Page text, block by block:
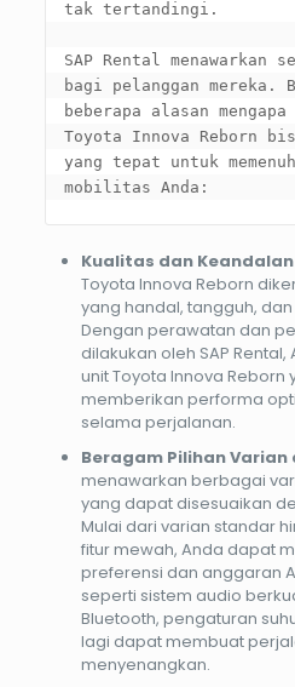
tak tertandingi.
SAP Rental menawarkan
bagi pelanggan mereka.
beberapa alasan
Toyota Innova Reborn
yang tepat untuk
mobilitas Anda:
Kualitas dan
Toyota Innova Reborn
yang handal, tangguh,
Dengan perawatan dan
dilakukan oleh SAP
unit Toyota Innova Reborn
memberikan performa
selama perjalanan.
Beragam Pilihan Varian
menawarkan berbagai
yang dapat disesuaikan
Mulai dari varian standar
fitur mewah, Anda dapat
preferensi dan anggaran
seperti sistem audio
Bluetooth, pengaturan
lagi dapat membuat
menyenangkan.